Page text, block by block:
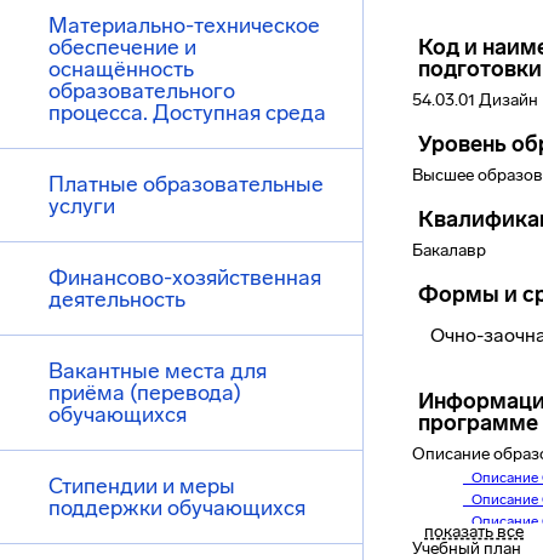
Материально-техническое
обеспечение и
оснащённость
образовательного
процесса. Доступная среда
Платные образовательные
услуги
Финансово-хозяйственная
деятельность
Вакантные места для
приёма (перевода)
обучающихся
Стипендии и меры
поддержки обучающихся
Код и
подготовки
54.03.01 Дизайн
Уровень
Высшее
Бакалавр
Формы и
Очно-
программе
Описание
Описание
показать все
Учебный план